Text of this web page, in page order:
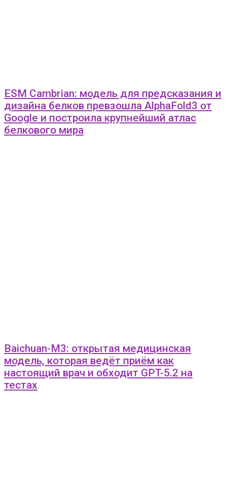
ESM Cambrian: модель для предсказания и
дизайна белков превзошла AlphaFold3 от
Google и построила крупнейший атлас
белкового мира
Baichuan-M3: открытая медицинская
модель, которая ведёт приём как
настоящий врач и обходит GPT-5.2 на
тестах